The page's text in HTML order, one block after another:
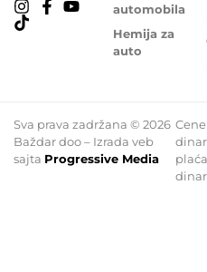
automobila
Hemija za
auto
Sva prava zadržana © 2026
Baždar doo – Izrada veb
sajta Progressive Media